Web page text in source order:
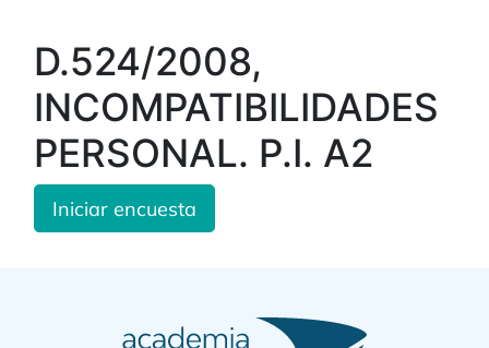
D.524/2008,
INCOMPATIBILIDADES
PERSONAL. P.I. A2
Iniciar encuesta